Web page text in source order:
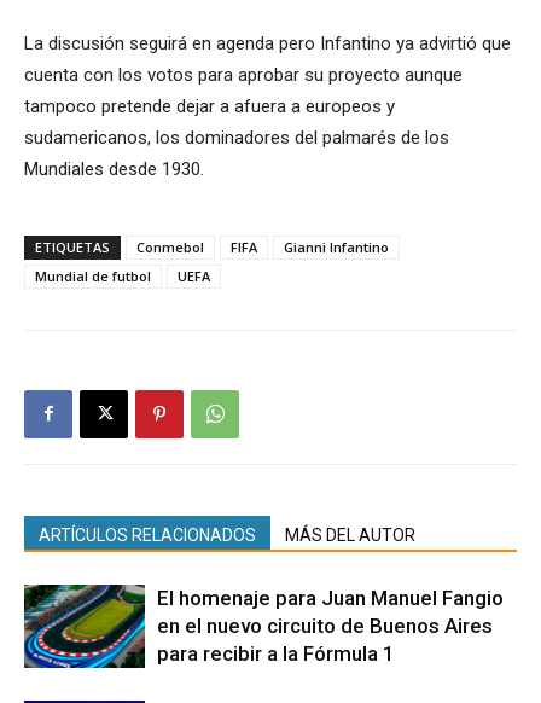
La discusión seguirá en agenda pero Infantino ya advirtió que
cuenta con los votos para aprobar su proyecto aunque
tampoco pretende dejar a afuera a europeos y
sudamericanos, los dominadores del palmarés de los
Mundiales desde 1930.
ETIQUETAS Conmebol FIFA
Gianni Infantino
Mundial de futbol
UEFA
ARTÍCULOS RELACIONADOS MÁS DEL AUTOR
El homenaje para Juan Manuel Fangio
en el nuevo circuito de Buenos Aires
para recibir a la Fórmula 1